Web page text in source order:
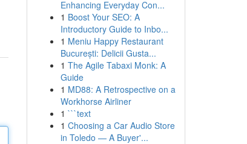
Enhancing Everyday Con...
1 Boost Your SEO: A
Introductory Guide to Inbo...
1 Meniu Happy Restaurant
București: Delicii Gusta...
1 The Agile Tabaxi Monk: A
Guide
1 MD88: A Retrospective on a
Workhorse Airliner
1 ```text
1 Choosing a Car Audio Store
in Toledo — A Buyer'...